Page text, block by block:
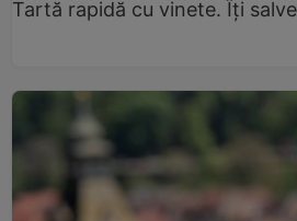
Tartă rapidă cu vinete. Îți